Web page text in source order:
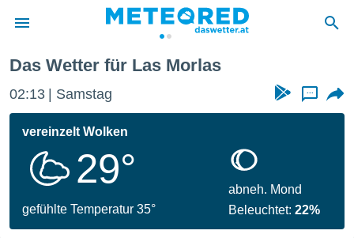
wurde
dass
sind.
diese
Das Wetter für Las Morlas
02:13 Samstag ...
vereinzelt Wolken
29°
gefühlte Temperatur 35°
abneh. Mond
Beleuchtet:22%